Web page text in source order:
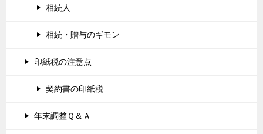
相続人
相続・贈与のギモン
印紙税の注意点
契約書の印紙税
年末調整Ｑ＆Ａ